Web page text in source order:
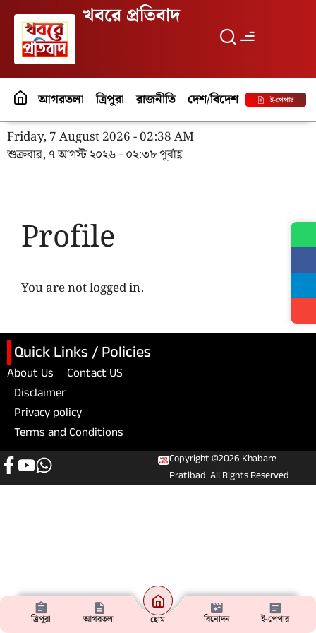
খবরে প্রতিবাদ
আগরতলা ত্রিপুরা রাজনীতি দেশ/বিদেশ পর্যটনই-পেপার
Friday, 7 August 2026 - 02:38 AM
শুক্রবার, ৭ আগস্ট ২০২৬ - ০২:৩৮ পূর্বাহ্ণ
Profile
You are not logged in.
Quick Links / Policies
About Us
Contact US
Disclaimer
Privacy policy
Terms and Conditions
Copyright ©2026 Khabare
Pratibad. All Rights Reserved
ত্রিপুরা আগরতলা হোম বিনোদন ই-পেপার